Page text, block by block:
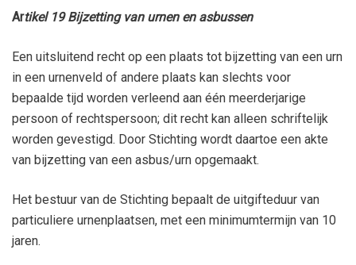
Artikel 19 Bijzetting van urnen en asbussen
Een uitsluitend recht op een plaats tot bijzetting van een urn
in een urnenveld of andere plaats kan slechts voor
bepaalde tijd worden verleend aan één meerderjarige
persoon of rechtspersoon; dit recht kan alleen schriftelijk
worden gevestigd. Door Stichting wordt daartoe een akte
van bijzetting van een asbus/urn opgemaakt.
Het bestuur van de Stichting bepaalt de uitgifteduur van
particuliere urnenplaatsen, met een minimumtermijn van 10
jaren.